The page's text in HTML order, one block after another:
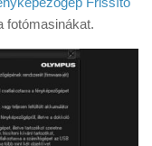
fotómasinákat.